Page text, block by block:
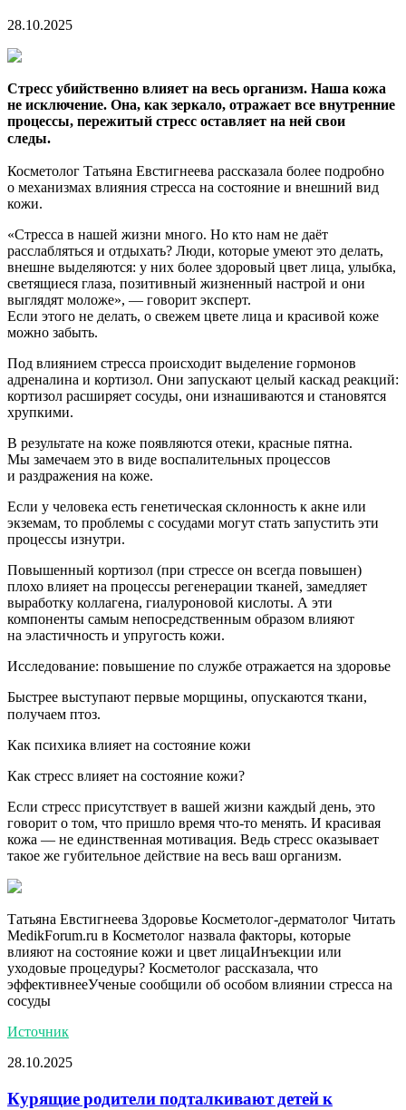
28.10.2025
Стресс убийственно влияет на весь организм. Наша кожа
не исключение. Она, как зеркало, отражает все внутренние
процессы, пережитый стресс оставляет на ней свои
следы.⠀
Косметолог Татьяна Евстигнеева рассказала более подробно
о механизмах влияния стресса на состояние и внешний вид
кожи.
«Стресса в нашей жизни много. Но кто нам не даёт
расслабляться и отдыхать? Люди, которые умеют это делать,
внешне выделяются: у них более здоровый цвет лица, улыбка,
светящиеся глаза, позитивный жизненный настрой и они
выглядят моложе», — говорит эксперт.
Если этого не делать, о свежем цвете лица и красивой коже
можно забыть.
Под влиянием стресса происходит выделение гормонов
адреналина и кортизол. Они запускают целый каскад реакций:
кортизол расширяет сосуды, они изнашиваются и становятся
хрупкими.
В результате на коже появляются отеки, красные пятна.
Мы замечаем это в виде воспалительных процессов
и раздражения на коже.
Если у человека есть генетическая склонность к акне или
экземам, то проблемы с сосудами могут стать запустить эти
процессы изнутри.
Повышенный кортизол (при стрессе он всегда повышен)
плохо влияет на процессы регенерации тканей, замедляет
выработку коллагена, гиалуроновой кислоты. А эти
компоненты самым непосредственным образом влияют
на эластичность и упругость кожи.
Исследование: повышение по службе отражается на здоровье
Быстрее выступают первые морщины, опускаются ткани,
получаем птоз.⠀
Как психика влияет на состояние кожи
Как стресс влияет на состояние кожи?
Если стресс присутствует в вашей жизни каждый день, это
говорит о том, что пришло время что-то менять. И красивая
кожа — не единственная мотивация. Ведь стресс оказывает
такое же губительное действие на весь ваш организм.
Татьяна Евстигнеева Здоровье Косметолог-дерматолог Читать
MedikForum.ru в Косметолог назвала факторы, которые
влияют на состояние кожи и цвет лицаИнъекции или
уходовые процедуры? Косметолог рассказала, что
эффективнееУченые сообщили об особом влиянии стресса на
сосуды
Источник
28.10.2025
Курящие родители подталкивают детей к